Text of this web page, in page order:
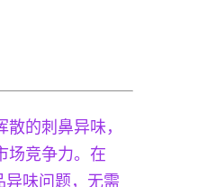
的刺鼻异味，
场竞争力。在
异味问题，无需